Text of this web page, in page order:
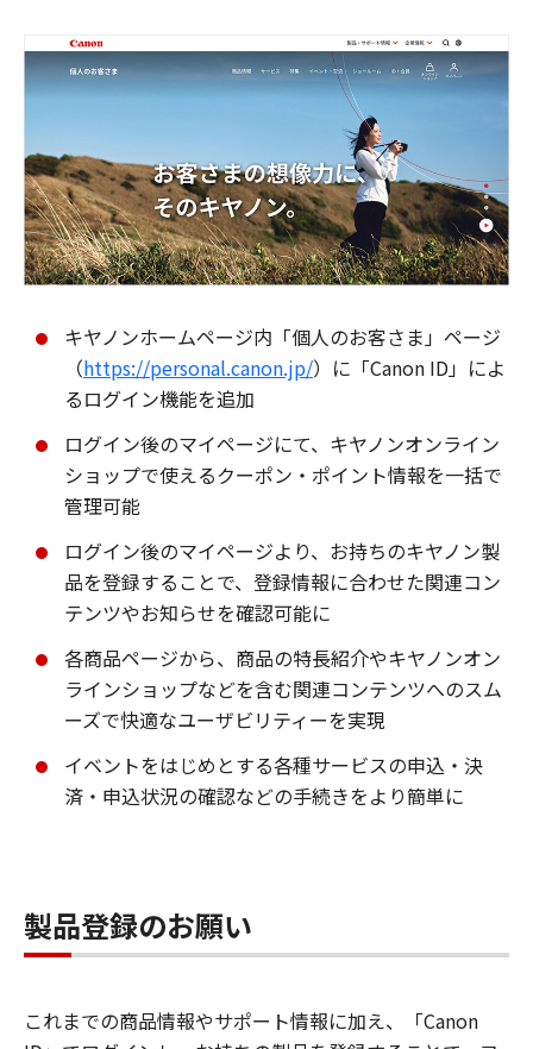
キヤノンホームページ内「個人のお客さま」ページ
（https://personal.canon.jp/）に「Canon ID」によ
るログイン機能を追加
ログイン後のマイページにて、キヤノンオンライン
ショップで使えるクーポン・ポイント情報を一括で
管理可能
ログイン後のマイページより、お持ちのキヤノン製
品を登録することで、登録情報に合わせた関連コン
テンツやお知らせを確認可能に
各商品ページから、商品の特長紹介やキヤノンオン
ラインショップなどを含む関連コンテンツへのスム
ーズで快適なユーザビリティーを実現
イベントをはじめとする各種サービスの申込・決
済・申込状況の確認などの手続きをより簡単に
製品登録のお願い
これまでの商品情報やサポート情報に加え、「Canon